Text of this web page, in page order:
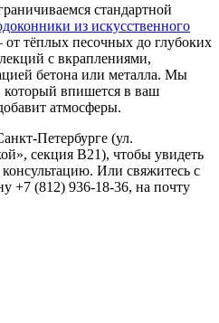
стандартной
из искусственного
от тёплых песочных до глубоких
с вкраплениями,
бетона или металла. Мы
который впишется в ваш
атмосферы.
Петербурге (ул.
секция В21), чтобы увидеть
Или свяжитесь с
+7 (812) 936-18-36, на почту